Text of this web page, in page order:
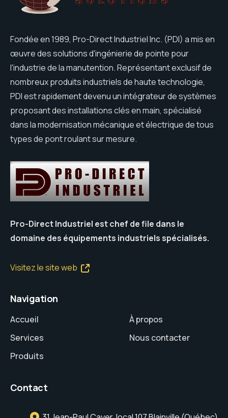
Fondée en 1989, Pro-Direct Industriel Inc. (PDI) a mis en
œuvre des solutions d'ingénierie de pointe pour
l'industrie de la manutention. Représentant exclusif de
nombreux produits industriels de haute technologie,
PDI est rapidement devenu un intégrateur de systèmes
proposant des installations clés en main, spécialisé
dans la modernisation mécanique et électrique de tous
types de pont roulant sur mesure.
Pro-Direct Industriel est chef de file dans le
domaine des équipements industriels spécialisés.
Visitez le site web
Navigation
Accueil
Services
Produits
À propos
Nous contacter
Contact